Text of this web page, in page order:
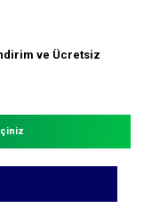
ve Ücretsiz